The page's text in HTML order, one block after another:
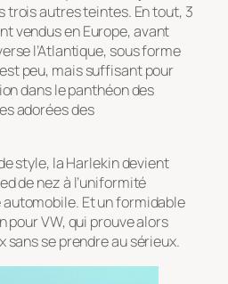
trois autres teintes. En tout, 3
vendus en Europe, avant
l’Atlantique, sous forme
peu, mais suffisant pour
dans le panthéon des
adorées des
style, la Harlekin devient
de nez à l’uniformité
Et un formidable
VW, qui prouve alors
sans se prendre au sérieux.